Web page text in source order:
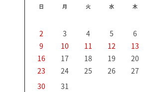
日 月 火 水 木
2
3 4 5 6
9
10 11 12 13
16
17 18 19 20
23
24 25 26 27
30
31